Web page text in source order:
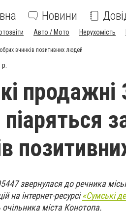
Новини
Авто / Мото Нерухомість
вчинків позитивних людей
р.
продажні
піаряться
звернулася до речника
на інтернет-ресурсі«Сумські
очільника міста Конотопа.